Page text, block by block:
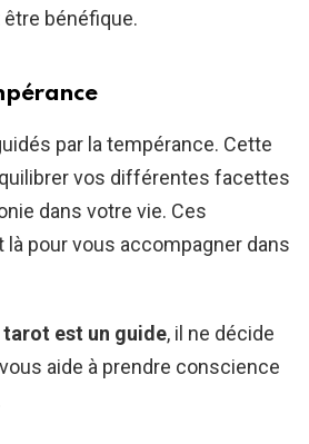
bénéfique.
par la tempérance. Cette
vos différentes facettes
dans votre vie. Ces
pour vous accompagner dans
tarot est un guide, il ne décide
aide à prendre conscience